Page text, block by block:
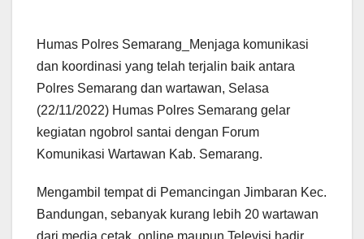
Humas Polres Semarang_Menjaga komunikasi
dan koordinasi yang telah terjalin baik antara
Polres Semarang dan wartawan, Selasa
(22/11/2022) Humas Polres Semarang gelar
kegiatan ngobrol santai dengan Forum
Komunikasi Wartawan Kab. Semarang.
Mengambil tempat di Pemancingan Jimbaran Kec.
Bandungan, sebanyak kurang lebih 20 wartawan